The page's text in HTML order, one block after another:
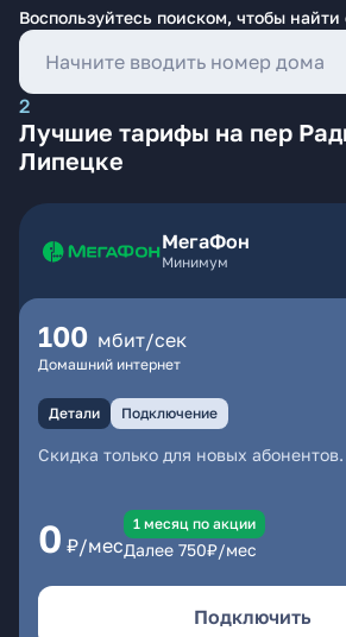
Воспользуйтесь поиском, чтобы
2
Лучшие тарифы на пер
Липецке
МегаФон
Минимум
100 мбит/сек
Домашний интернет
Детали Подключение
Скидка только для новых абонентов.
0 ₽/мес
1 месяц по акции
Далее 750₽/мес
Подключить